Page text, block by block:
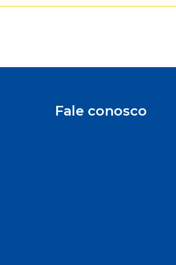
Fale conosco